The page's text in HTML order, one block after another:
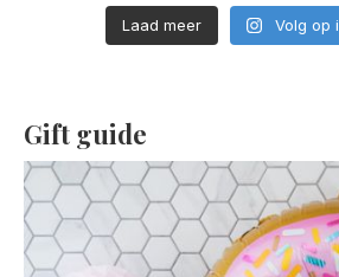
Laad meer Volg op
Gift guide